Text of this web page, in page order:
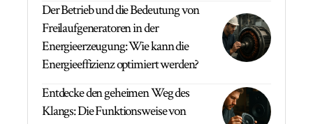
Der Betrieb und die Bedeutung von
Freilaufgeneratoren in der
Energieerzeugung: Wie kann die
Energieeffizienz optimiert werden?
Entdecke den geheimen Weg des
Klangs: Die Funktionsweise von